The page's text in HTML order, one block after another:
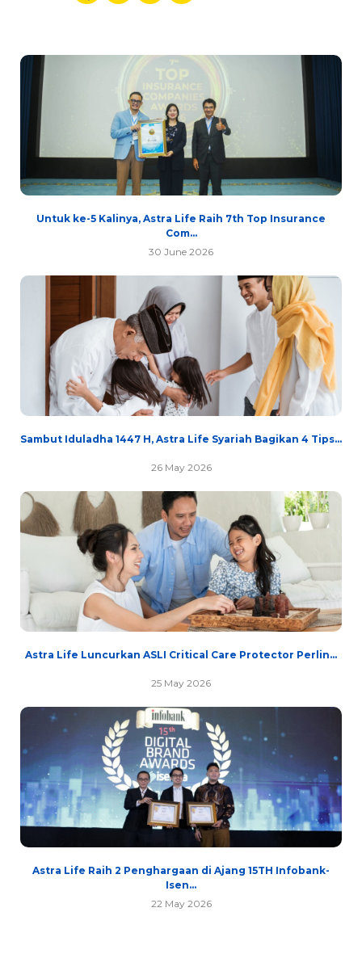
Untuk ke-5 Kalinya, Astra Life Raih 7th Top Insurance
Com...
30 June 2026
Sambut Iduladha 1447 H, Astra Life Syariah Bagikan 4 Tips...
26 May 2026
Astra Life Luncurkan ASLI Critical Care Protector Perlin...
25 May 2026
Astra Life Raih 2 Penghargaan di Ajang 15TH Infobank-
Isen...
22 May 2026